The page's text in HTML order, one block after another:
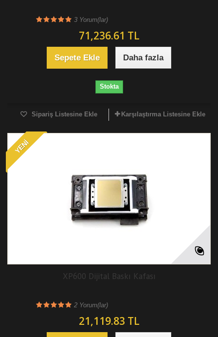
3 Yorum(lar)
71,236.61 TL
Sepete Ekle Daha fazla
Stokta
Sipariş Listesine Ekle Karşılaştırma Listesine Ekle
YENI
XP600 Dijital Baskı Kafası
2 Yorum(lar)
21,119.83 TL